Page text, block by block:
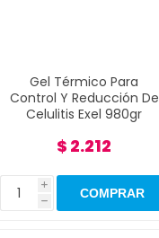
Gel Térmico Para
Control Y Reducción De
Celulitis Exel 980gr
$ 2.212
i
h